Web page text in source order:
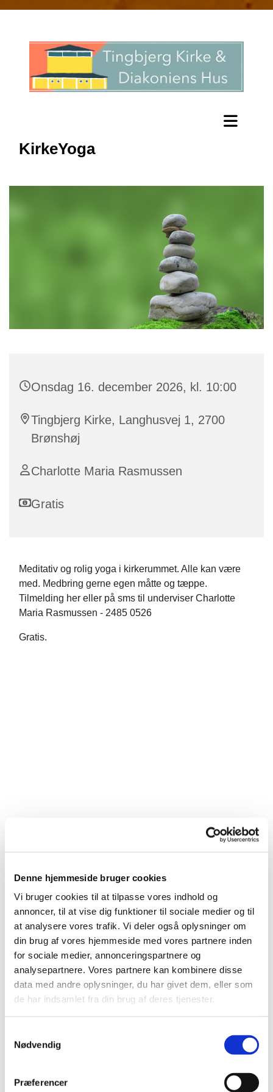
Denne hjemmeside bruger cookies
Vi bruger cookies til at tilpasse vores indhold og
annoncer, til at vise dig funktioner til sociale medier og til
at analysere vores trafik. Vi deler også oplysninger om
din brug af vores hjemmeside med vores partnere inden
for sociale medier, annonceringspartnere og
analysepartnere. Vores partnere kan kombinere disse
data med andre oplysninger, du har givet dem, eller som
de har indsamlet fra din brug af deres tjenester.
Nødvendig
Præferencer
KirkeYoga
Onsdag 16. december 2026, kl. 10:00
Tingbjerg Kirke, Langhusvej 1, 2700
Brønshøj
Charlotte Maria Rasmussen
Gratis
Meditativ og rolig yoga i kirkerummet. Alle kan være
med. Medbring gerne egen måtte og tæppe.
Tilmelding her eller på sms til underviser Charlotte
Maria Rasmussen - 2485 0526
Gratis.